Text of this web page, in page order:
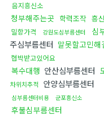
음지흥신소
청부해주는곳 학력조작 흥
밀항가격 강원도심부름센터 심
주심부름센터 말못할고민해
협박받고있어요
복수대행 안산심부름센터
차위치추적
안양심부름센터
심부름센터비용 군포흥신소
후불심부름센터